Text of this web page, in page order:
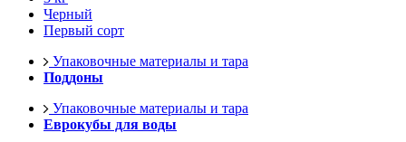
Черный
Первый сорт
Упаковочные материалы и тара
Поддоны
Упаковочные материалы и тара
Еврокубы для воды